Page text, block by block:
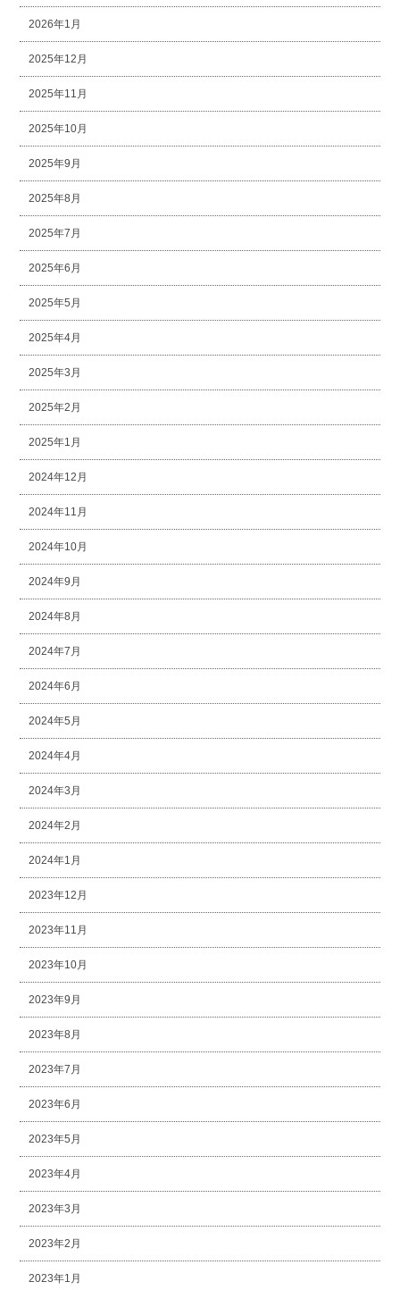
2026年1月
2025年12月
2025年11月
2025年10月
2025年9月
2025年8月
2025年7月
2025年6月
2025年5月
2025年4月
2025年3月
2025年2月
2025年1月
2024年12月
2024年11月
2024年10月
2024年9月
2024年8月
2024年7月
2024年6月
2024年5月
2024年4月
2024年3月
2024年2月
2024年1月
2023年12月
2023年11月
2023年10月
2023年9月
2023年8月
2023年7月
2023年6月
2023年5月
2023年4月
2023年3月
2023年2月
2023年1月